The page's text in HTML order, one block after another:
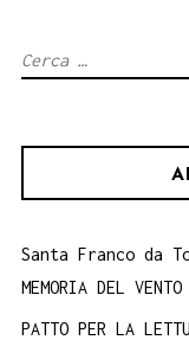
Ricerca
Santa Franco da
MEMORIA DEL VENTO
PATTO PER LA